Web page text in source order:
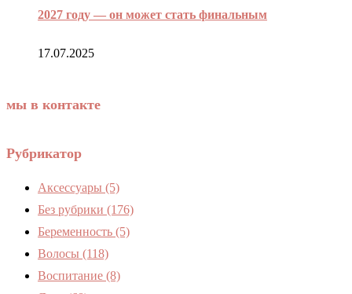
2027 году — он может стать финальным
17.07.2025
мы в контакте
Рубрикатор
Аксессуары (5)
Без рубрики (176)
Беременность (5)
Волосы (118)
Воспитание (8)